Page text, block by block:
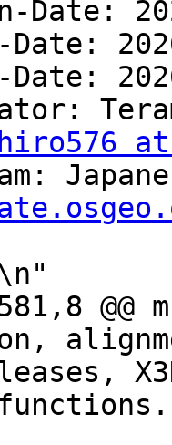
Date:
Date:
@@